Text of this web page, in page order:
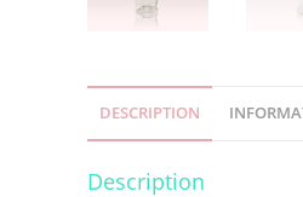
DESCRIPTION
Description